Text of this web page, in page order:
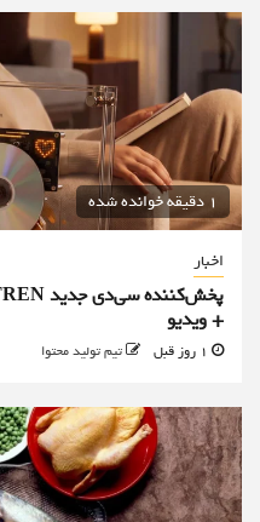
1 دقیقه خوانده شده
اخبار
+ ویدیو
تیم تولید محتوا